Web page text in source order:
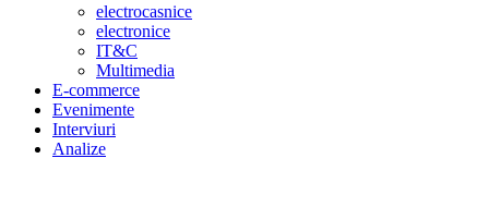
electrocasnice
electronice
IT&C
Multimedia
E-commerce
Evenimente
Interviuri
Analize